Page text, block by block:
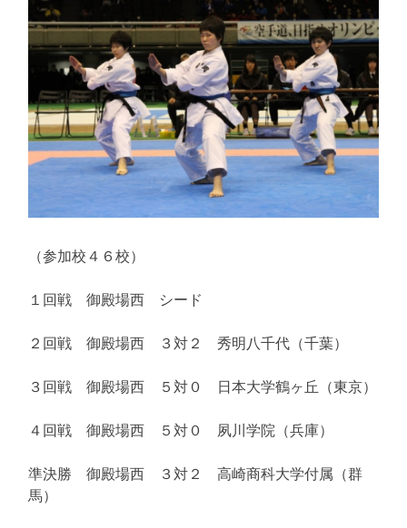
（参加校４６校）
１回戦 御殿場西 シード
２回戦 御殿場西 ３対２ 秀明八千代（千葉）
３回戦 御殿場西 ５対０ 日本大学鶴ヶ丘（東京）
４回戦 御殿場西 ５対０ 夙川学院（兵庫）
準決勝 御殿場西 ３対２ 高崎商科大学付属（群
馬）